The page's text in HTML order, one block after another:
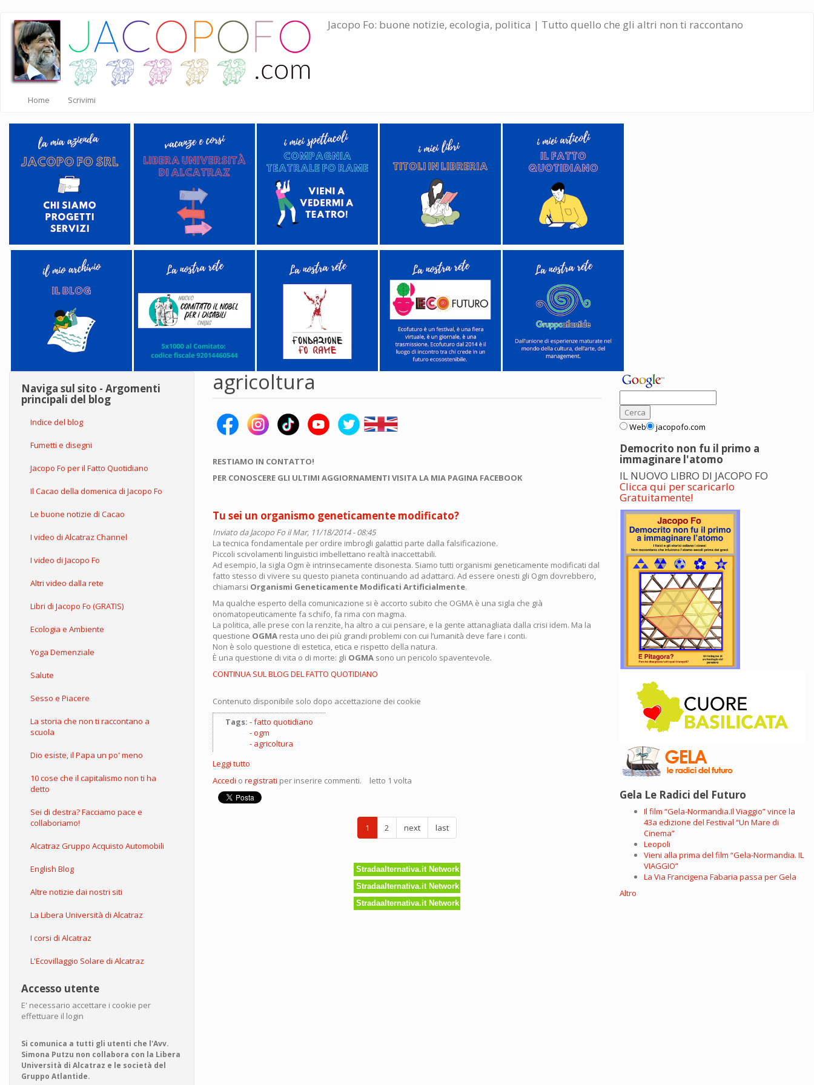
Salta
contenuto
principale
Jacopo Fo: buone notizie, ecologia, politica | Tutto quello che gli altri non ti raccontano
Home Scrivimi
Naviga sul sito - Argomenti
principali del blog
Indice del blog
Fumetti e disegni
Jacopo Fo per il Fatto Quotidiano
Il Cacao della domenica di Jacopo Fo
Le buone notizie di Cacao
I video di Alcatraz Channel
I video di Jacopo Fo
Altri video dalla rete
Libri di Jacopo Fo (GRATIS)
Ecologia e Ambiente
Yoga Demenziale
Salute
Sesso e Piacere
La storia che non ti raccontano a
scuola
Dio esiste, il Papa un po' meno
10 cose che il capitalismo non ti ha
detto
Sei di destra? Facciamo pace e
collaboriamo!
Alcatraz Gruppo Acquisto Automobili
English Blog
Altre notizie dai nostri siti
La Libera Università di Alcatraz
I corsi di Alcatraz
L'Ecovillaggio Solare di Alcatraz
Accesso utente
E' necessario accettare i cookie per
effettuare il login
Si comunica a tutti gli utenti che l'Avv.
Simona Putzu non collabora con la Libera
Università di Alcatraz e le società del
Gruppo Atlantide.
agricoltura
RESTIAMO IN CONTATTO!
PER CONOSCERE GLI ULTIMI AGGIORNAMENTI VISITA LA MIA PAGINA FACEBOOK
Tu sei un organismo geneticamente modificato?
Inviato daJacopo Fo il Mar, 11/18/2014 - 08:45
La tecnica fondamentale per ordire imbrogli galattici parte dalla falsificazione.
Piccoli scivolamenti linguistici imbellettano realtà inaccettabili.
Ad esempio, la sigla Ogm è intrinsecamente disonesta. Siamo tutti organismi geneticamente modificati dal
fatto stesso di vivere su questo pianeta continuando ad adattarci. Ad essere onesti gli Ogm dovrebbero,
chiamarsi Organismi Geneticamente Modificati Artificialmente.
Ma qualche esperto della comunicazione si è accorto subito che OGMA è una sigla che già
onomatopeuticamente fa schifo, fa rima con magma.
La politica, alle prese con la renzite, ha altro a cui pensare, e la gente attanagliata dalla crisi idem. Ma la
questione OGMA resta uno dei più grandi problemi con cui l’umanità deve fare i conti.
Non è solo questione di estetica, etica e rispetto della natura.
È una questione di vita o di morte: gli OGMA sono un pericolo spaventevole.
CONTINUA SUL BLOG DEL FATTO QUOTIDIANO
Contenuto disponibile solo dopo accettazione dei cookie
Tags:
fatto quotidiano
ogm
agricoltura
Leggi tutto
sei
un
organismo
Accedi o registrati per inserire commenti. letto 1 volta
1 2 next last
Stradaalternativa.it Network
Stradaalternativa.it Network
Stradaalternativa.it Network
Web jacopofo.com
Democrito non fu il primo a
immaginare l'atomo
IL NUOVO LIBRO DI JACOPO FO
Clicca qui per scaricarlo
Gratuitamente!
Gela Le Radici del Futuro
Il film “Gela-Normandia.Il Viaggio” vince la
43a edizione del Festival “Un Mare di
Cinema”
Leopoli
Vieni alla prima del film “Gela-Normandia. IL
VIAGGIO”
La Via Francigena Fabaria passa per Gela
Altro